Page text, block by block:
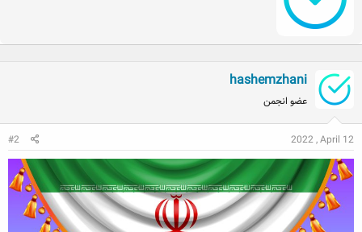
e
b
hashemzhani
عضو انجمن
2022 , April 12
#2